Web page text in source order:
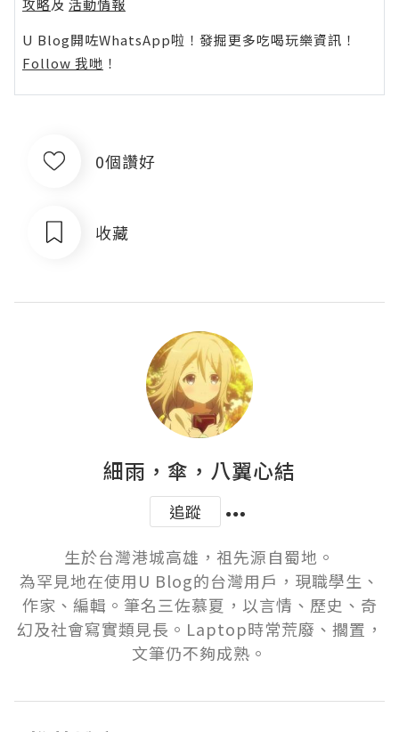
攻略及 活動情報
U Blog開咗WhatsApp啦！發掘更多吃喝玩樂資訊！
Follow 我哋 ！
0個讚好
收藏
細雨，傘，八翼心結
追蹤
生於台灣港城高雄，祖先源自蜀地。
為罕見地在使用U Blog的台灣用戶，現職學生、
作家、編輯。筆名三佐慕夏，以言情、歷史、奇
幻及社會寫實類見長。Laptop時常荒廢、擱置，
文筆仍不夠成熟。